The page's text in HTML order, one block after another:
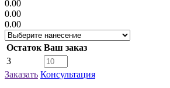
0.00
0.00
0.00
Остаток Ваш заказ
3
Заказать Консультация